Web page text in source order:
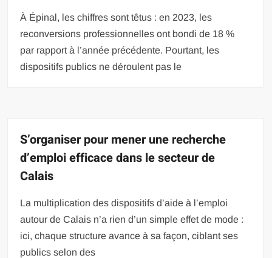
À Épinal, les chiffres sont têtus : en 2023, les
reconversions professionnelles ont bondi de 18 %
par rapport à l’année précédente. Pourtant, les
dispositifs publics ne déroulent pas le
S’organiser pour mener une recherche
d’emploi efficace dans le secteur de
Calais
La multiplication des dispositifs d’aide à l’emploi
autour de Calais n’a rien d’un simple effet de mode :
ici, chaque structure avance à sa façon, ciblant ses
publics selon des